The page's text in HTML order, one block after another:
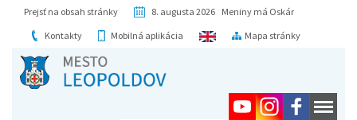
Prejsť na obsah stránky
8. augusta 2026 Meniny má Oskár
Kontakty
Mobilná aplikácia Mapa stránky